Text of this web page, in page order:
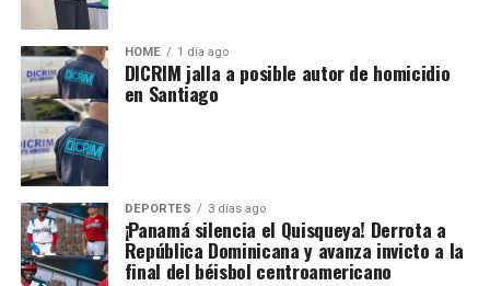
HOME 1 día ago
DICRIM jalla a posible autor de homicidio
en Santiago
DEPORTES 3 días ago
¡Panamá silencia el Quisqueya! Derrota a
República Dominicana y avanza invicto a la
final del béisbol centroamericano